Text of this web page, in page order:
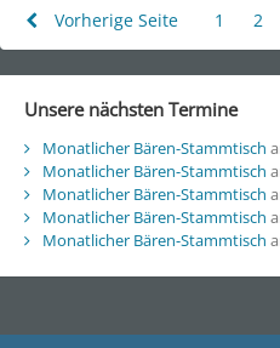
der
Beiträge
Vorherige Seite Seite
1 2
Unsere nächsten Termine
Monatlicher Bären-Stammtisch
Monatlicher Bären-Stammtisch
Monatlicher Bären-Stammtisch
Monatlicher Bären-Stammtisch
Monatlicher Bären-Stammtisch